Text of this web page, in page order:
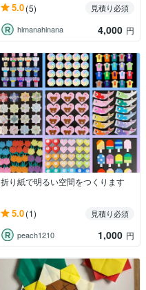
5.0(5)
見積り必須
himanahinana
4,000 円
折り紙で明るい空間をつくります
5.0(1)
見積り必須
peach1210
1,000 円